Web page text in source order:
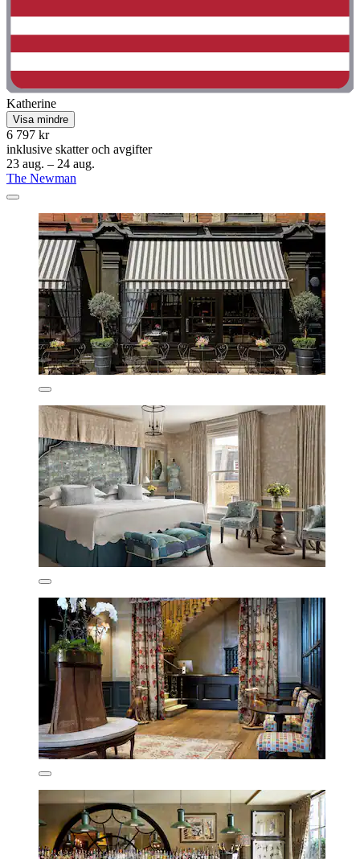
Katherine
Visa mindre
6 797 kr
inklusive skatter och avgifter
23 aug. – 24 aug.
The Newman